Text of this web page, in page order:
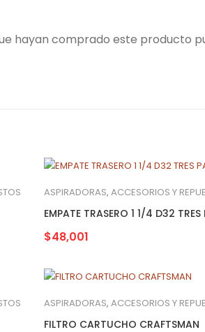
hayan comprado este producto
ASPIRADORAS, ACCESORIOS Y
EMPATE TRASERO 1 1/4 D32 TRES
$48,001
ASPIRADORAS, ACCESORIOS Y
FILTRO CARTUCHO CRAFTSMAN